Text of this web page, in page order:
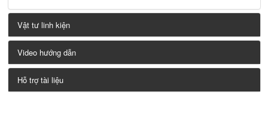
Vật tư linh kiện
Video hướng dẫn
Hỗ trợ tài liệu